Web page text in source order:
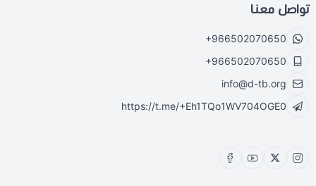
تواصل معنا
+966502070650
+966502070650
info@d-tb.org
https://t.me/+Eh1TQo1WV704OGE0